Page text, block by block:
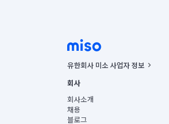
유한회사 미소 사업자 정보
사업자등록번호 : 291-87-00271 |
통신판매신고번호 : 2024-서울종로-
대표이사 : CHING VICTOR
주소 | 본사: 서울특별시 종로구 율곡
컨택센터 : 서울특별시 종로구 수송
회사
회사소개
채용
블로그